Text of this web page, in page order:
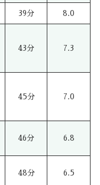
39分 8.0
43分 7.3
45分 7.0
46分 6.8
48分 6.5